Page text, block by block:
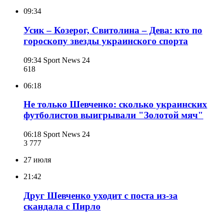
09:34
Усик – Козерог, Свитолина – Дева: кто по
гороскопу звезды украинского спорта
09:34 Sport News 24
618
06:18
Не только Шевченко: сколько украинских
футболистов выигрывали "Золотой мяч"
06:18 Sport News 24
3 777
27 июля
21:42
Друг Шевченко уходит с поста из-за
скандала с Пирло